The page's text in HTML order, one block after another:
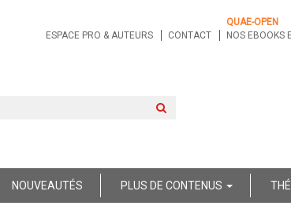
ESPACE PRO & AUTEURS CONTACT
QUAE-OPEN
NOS EBOOKS
NOUVEAUTÉS PLUS DE CONTENUS